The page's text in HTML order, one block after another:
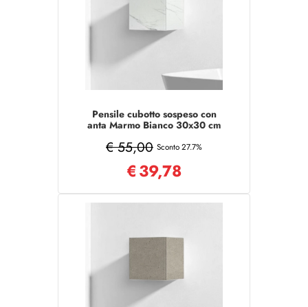
Pensile cubotto sospeso con
anta Marmo Bianco 30x30 cm
€ 55,00 Sconto 27.7%
€39,78